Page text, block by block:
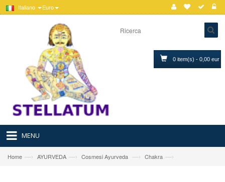
Italiano Euro
0 item(s) - 0,00 eur
MENU
Home —› AYURVEDA —› Cosmesi Ayurveda —› Chakra —›